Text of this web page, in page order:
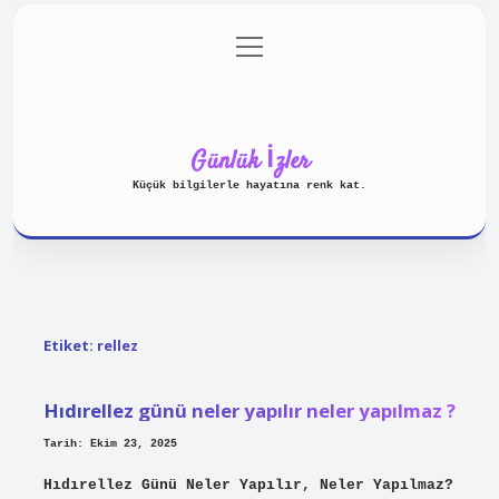
Gizlilik Politikası
menüyü
aç
Günlük İzler
Küçük bilgilerle hayatına renk kat.
Etiket: rellez
Hıdırellez günü neler yapılır neler yapılmaz ?
Tarih: Ekim 23, 2025
Hıdırellez Günü Neler Yapılır, Neler Yapılmaz?